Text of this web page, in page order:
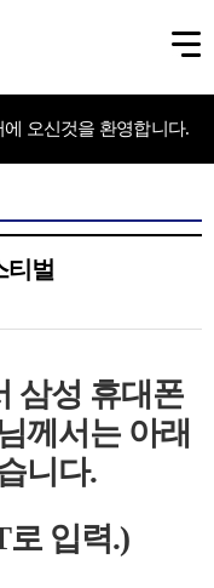
오신것을 환영합니다.
티벌
삼성 휴대폰
께서는 아래
니다.
입력.)